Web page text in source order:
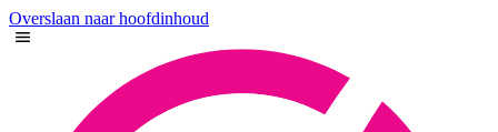
Overslaan naar hoofdinhoud